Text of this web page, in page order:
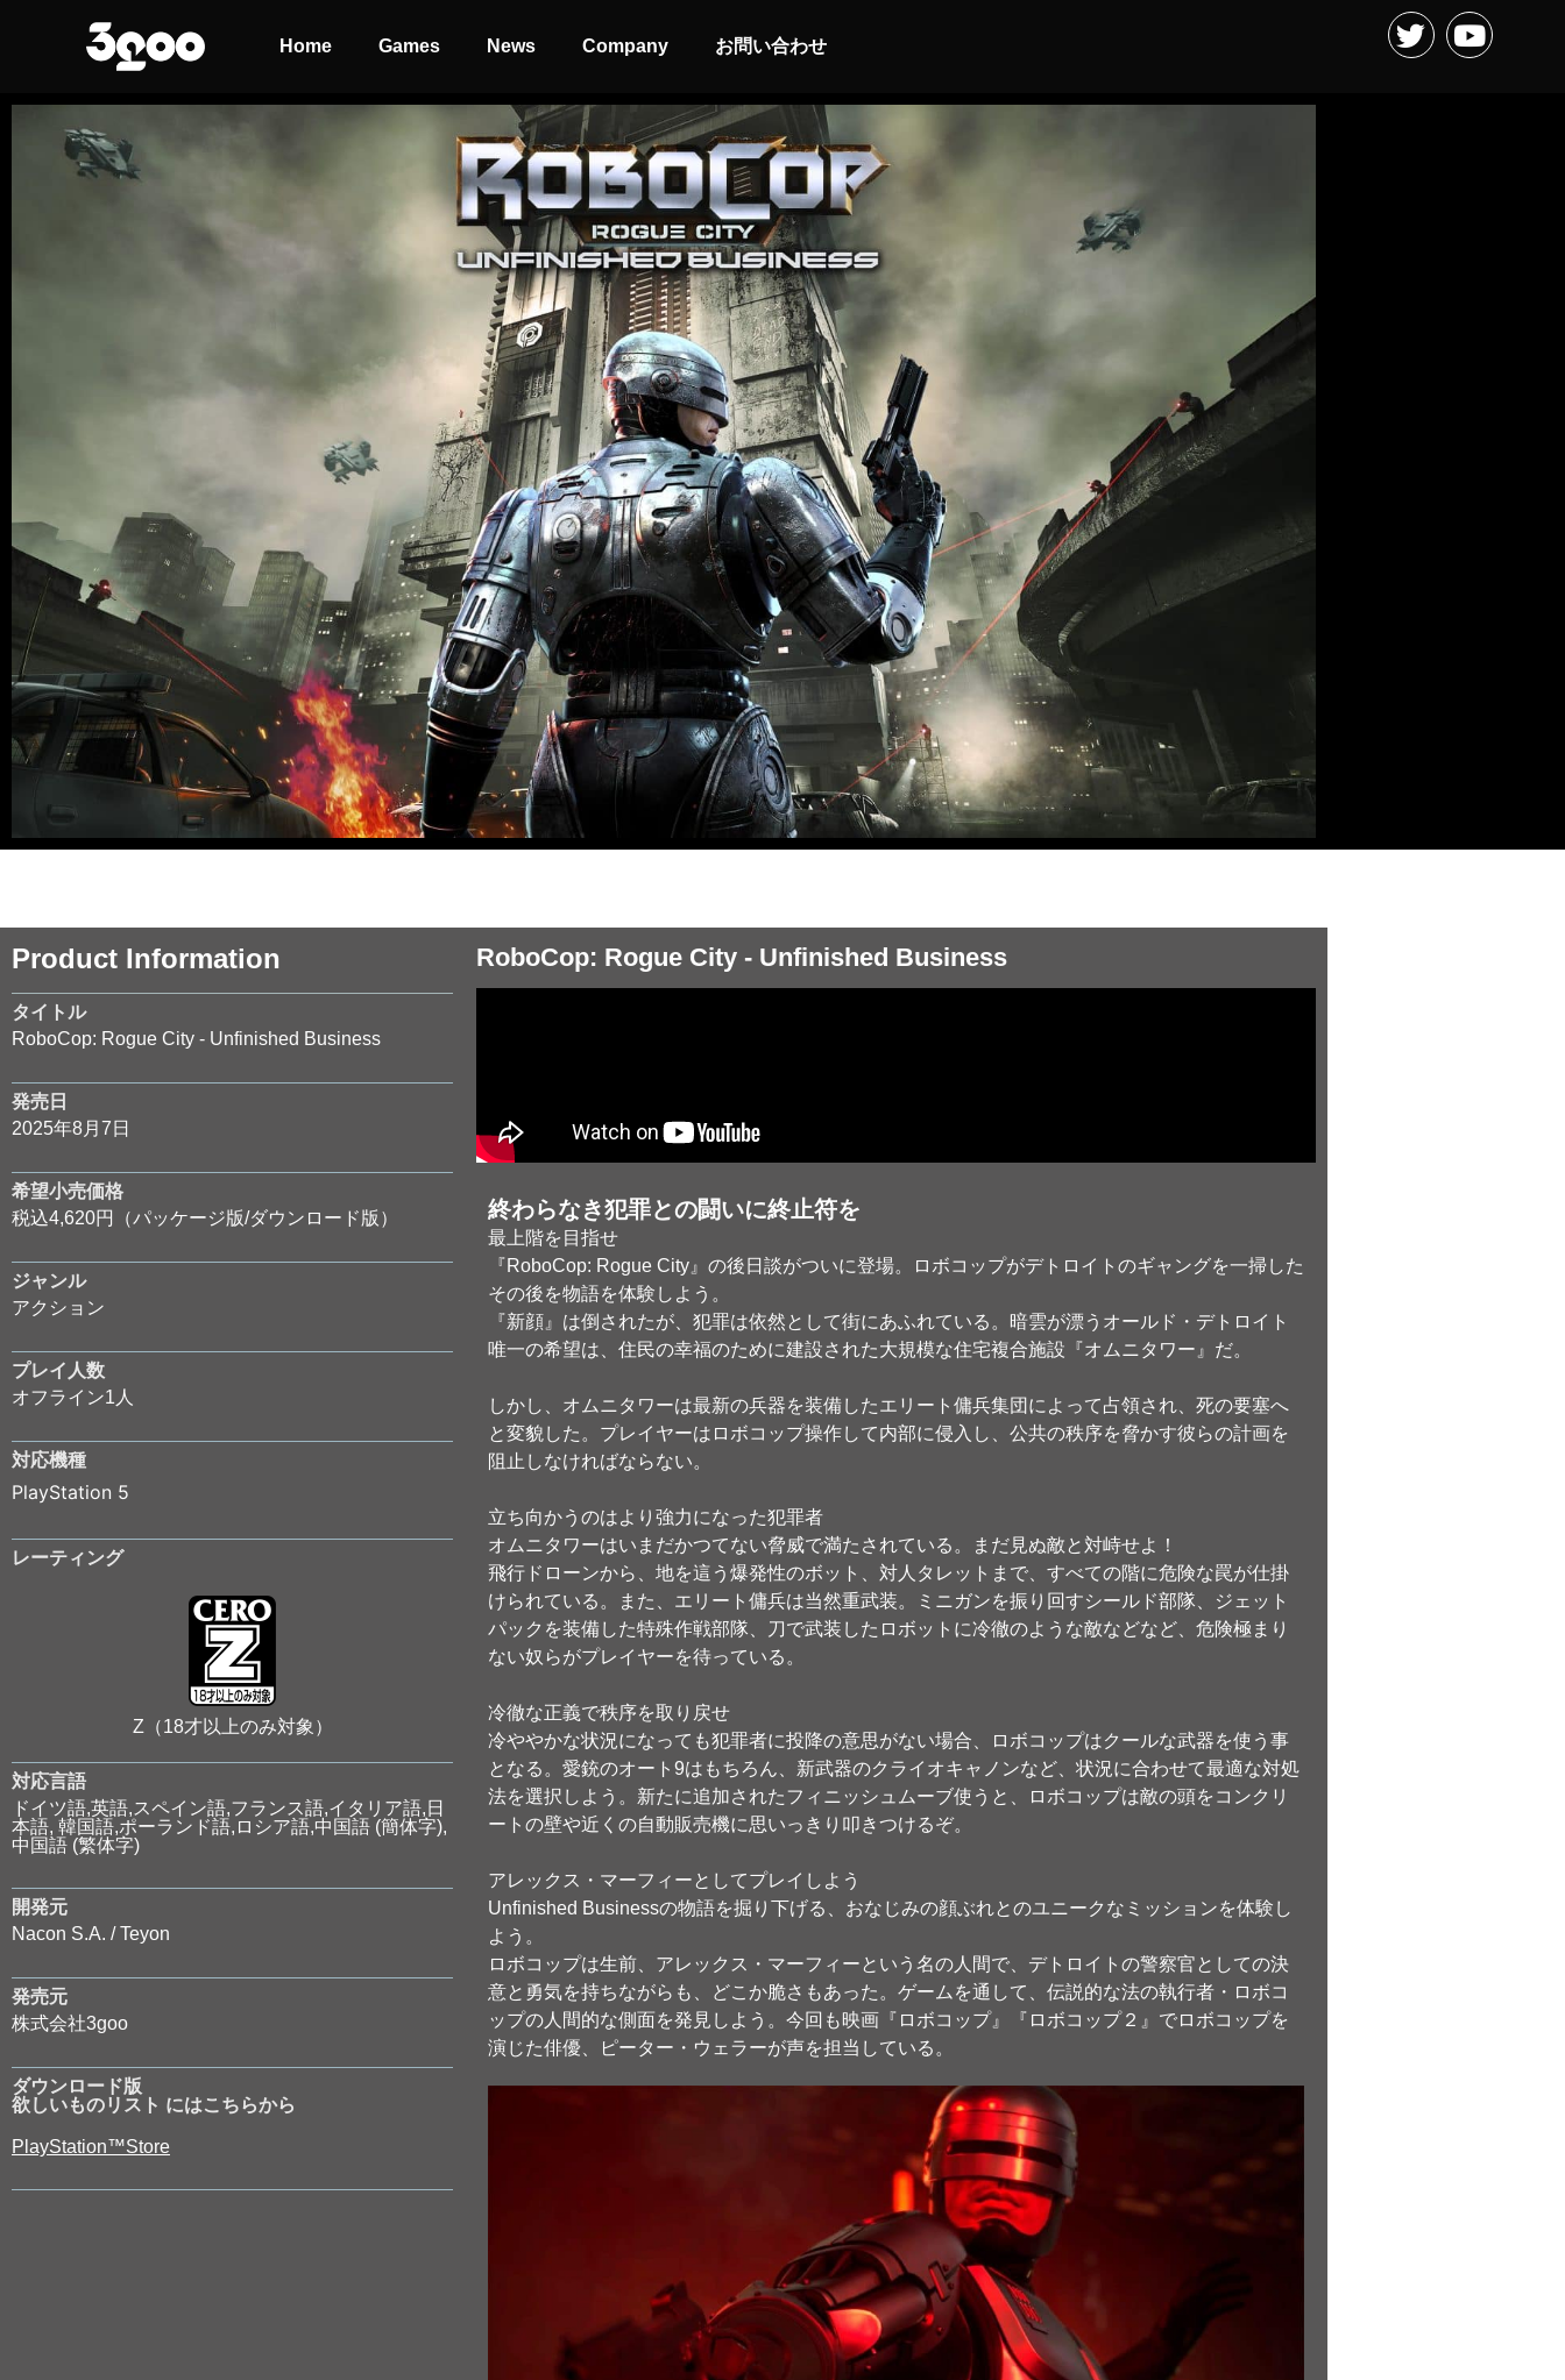
Home Games News Company お問い合わせ
Product Information
タイトル
RoboCop: Rogue City - Unfinished Business
発売日
2025年8月7日
希望小売価格
税込4,620円（パッケージ版/ダウンロード版）
ジャンル
アクション
プレイ人数
オフライン1人
対応機種
PlayStation 5
レーティング
Z（18才以上のみ対象）
対応言語
ドイツ語,英語,スペイン語,フランス語,イタリア語,日
本語, 韓国語,ポーランド語,ロシア語,中国語 (簡体字),
中国語 (繁体字)
開発元
Nacon S.A. / Teyon
発売元
株式会社3goo
ダウンロード版
欲しいものリスト にはこちらから
PlayStation™Store
RoboCop: Rogue City - Unfinished Business
終わらなき犯罪との闘いに終止符を
最上階を目指せ
『RoboCop: Rogue City』の後日談がついに登場。ロボコップがデトロイトのギャングを一掃した
その後を物語を体験しよう。
『新顔』は倒されたが、犯罪は依然として街にあふれている。暗雲が漂うオールド・デトロイト
唯一の希望は、住民の幸福のために建設された大規模な住宅複合施設『オムニタワー』だ。
しかし、オムニタワーは最新の兵器を装備したエリート傭兵集団によって占領され、死の要塞へ
と変貌した。プレイヤーはロボコップ操作して内部に侵入し、公共の秩序を脅かす彼らの計画を
阻止しなければならない。
立ち向かうのはより強力になった犯罪者
オムニタワーはいまだかつてない脅威で満たされている。まだ見ぬ敵と対峙せよ！
飛行ドローンから、地を這う爆発性のボット、対人タレットまで、すべての階に危険な罠が仕掛
けられている。また、エリート傭兵は当然重武装。ミニガンを振り回すシールド部隊、ジェット
パックを装備した特殊作戦部隊、刀で武装したロボットに冷徹のような敵などなど、危険極まり
ない奴らがプレイヤーを待っている。
冷徹な正義で秩序を取り戻せ
冷ややかな状況になっても犯罪者に投降の意思がない場合、ロボコップはクールな武器を使う事
となる。愛銃のオート9はもちろん、新武器のクライオキャノンなど、状況に合わせて最適な対処
法を選択しよう。新たに追加されたフィニッシュムーブ使うと、ロボコップは敵の頭をコンクリ
ートの壁や近くの自動販売機に思いっきり叩きつけるぞ。
アレックス・マーフィーとしてプレイしよう
Unfinished Businessの物語を掘り下げる、おなじみの顔ぶれとのユニークなミッションを体験し
よう。
ロボコップは生前、アレックス・マーフィーという名の人間で、デトロイトの警察官としての決
意と勇気を持ちながらも、どこか脆さもあった。ゲームを通して、伝説的な法の執行者・ロボコ
ップの人間的な側面を発見しよう。今回も映画『ロボコップ』『ロボコップ２』でロボコップを
演じた俳優、ピーター・ウェラーが声を担当している。